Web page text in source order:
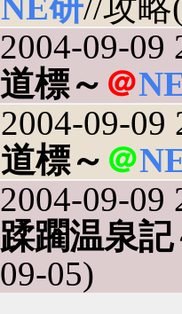
2004-09-09
道標～ ＠
2004-09-09
道標～ ＠
2004-09-09
蹂躙温泉
09-05)